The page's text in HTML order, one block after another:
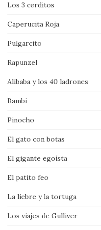
Los 3 cerditos
Caperucita Roja
Pulgarcito
Rapunzel
Alibaba y los 40 ladrones
Bambi
Pinocho
El gato con botas
El gigante egoísta
El patito feo
La liebre y la tortuga
Los viajes de Gulliver